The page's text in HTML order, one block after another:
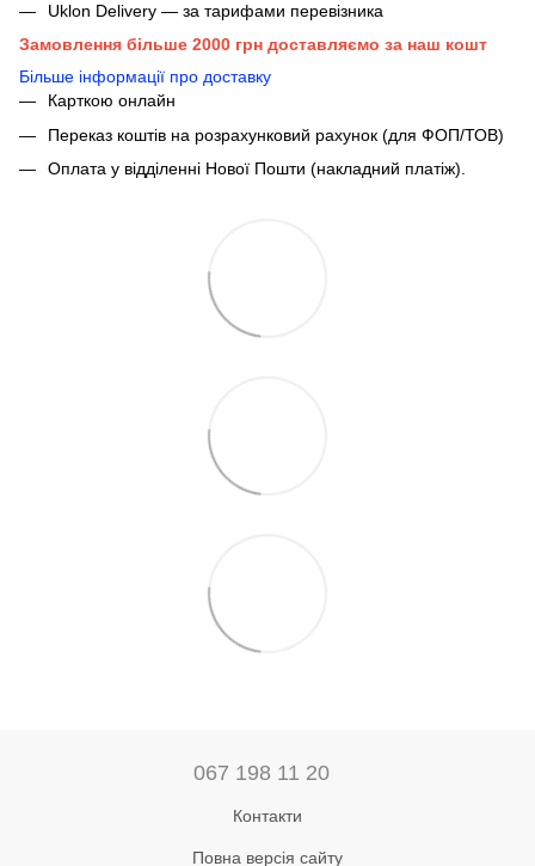
Uklon Delivery — за тарифами перевізника
Замовлення більше 2000 грн доставляємо за наш кошт
Більше інформації про доставку
Карткою онлайн
Переказ коштів на розрахунковий рахунок (для ФОП/ТОВ)
Оплата у відділенні Нової Пошти (накладний платіж).
067 198 11 20
Контакти
Повна версія сайту